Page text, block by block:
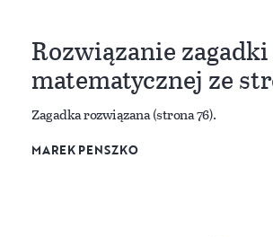
Rozwiązanie zagadki
matematycznej ze
Zagadka rozwiązana (strona 76).
MAREK PENSZKO